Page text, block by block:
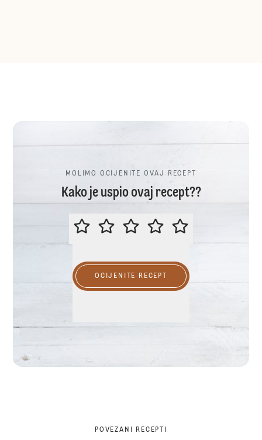
MOLIMO OCIJENITE OVAJ RECEPT
Kako je uspio ovaj recept??
MOLIMO OCIJENITE OVAJ
OCIJENITE RECEPT
POVEZANI RECEPTI